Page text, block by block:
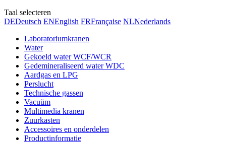
Taal selecteren
DEDeutsch ENEnglish FRFrançaise NLNederlands
Laboratoriumkranen
Water
Gekoeld water WCF/WCR
Gedemineraliseerd water WDC
Aardgas en LPG
Perslucht
Technische gassen
Vacuüm
Multimedia kranen
Zuurkasten
Accessoires en onderdelen
Productinformatie